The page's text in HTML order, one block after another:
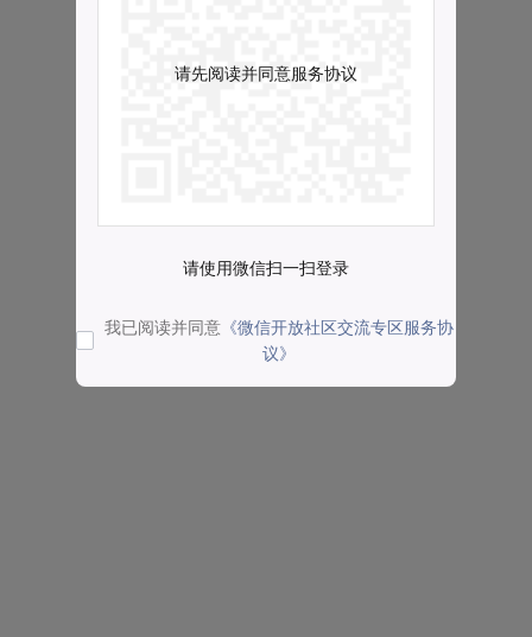
请先阅读并同意服务协议
请使用微信扫一扫登录
我已阅读并同意 《微信开放社区交流专区服务协
议》